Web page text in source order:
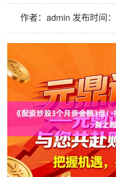
作者：admin 发布时间